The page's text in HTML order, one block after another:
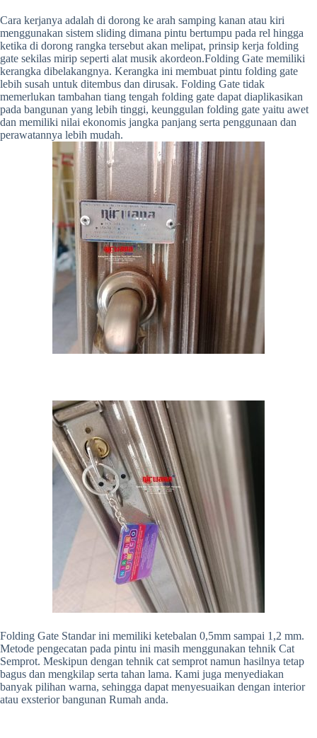
Cara kerjanya adalah di dorong ke arah samping kanan atau kiri
menggunakan sistem sliding dimana pintu bertumpu pada rel hingga
ketika di dorong rangka tersebut akan melipat, prinsip kerja folding
gate sekilas mirip seperti alat musik akordeon.Folding Gate memiliki
kerangka dibelakangnya. Kerangka ini membuat pintu folding gate
lebih susah untuk ditembus dan dirusak. Folding Gate tidak
memerlukan tambahan tiang tengah folding gate dapat diaplikasikan
pada bangunan yang lebih tinggi, keunggulan folding gate yaitu awet
dan memiliki nilai ekonomis jangka panjang serta penggunaan dan
perawatannya lebih mudah.
Folding Gate Standar ini memiliki ketebalan 0,5mm sampai 1,2 mm.
Metode pengecatan pada pintu ini masih menggunakan tehnik Cat
Semprot. Meskipun dengan tehnik cat semprot namun hasilnya tetap
bagus dan mengkilap serta tahan lama. Kami juga menyediakan
banyak pilihan warna, sehingga dapat menyesuaikan dengan interior
atau exsterior bangunan Rumah anda.